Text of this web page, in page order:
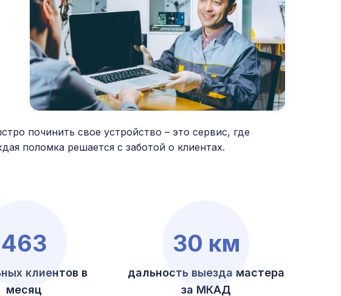
починить свое устройство – это сервис, где
поломка решается с заботой о клиентах.
клиентов в
месяц
463
дальность выезда мастера
за МКАД
30 км